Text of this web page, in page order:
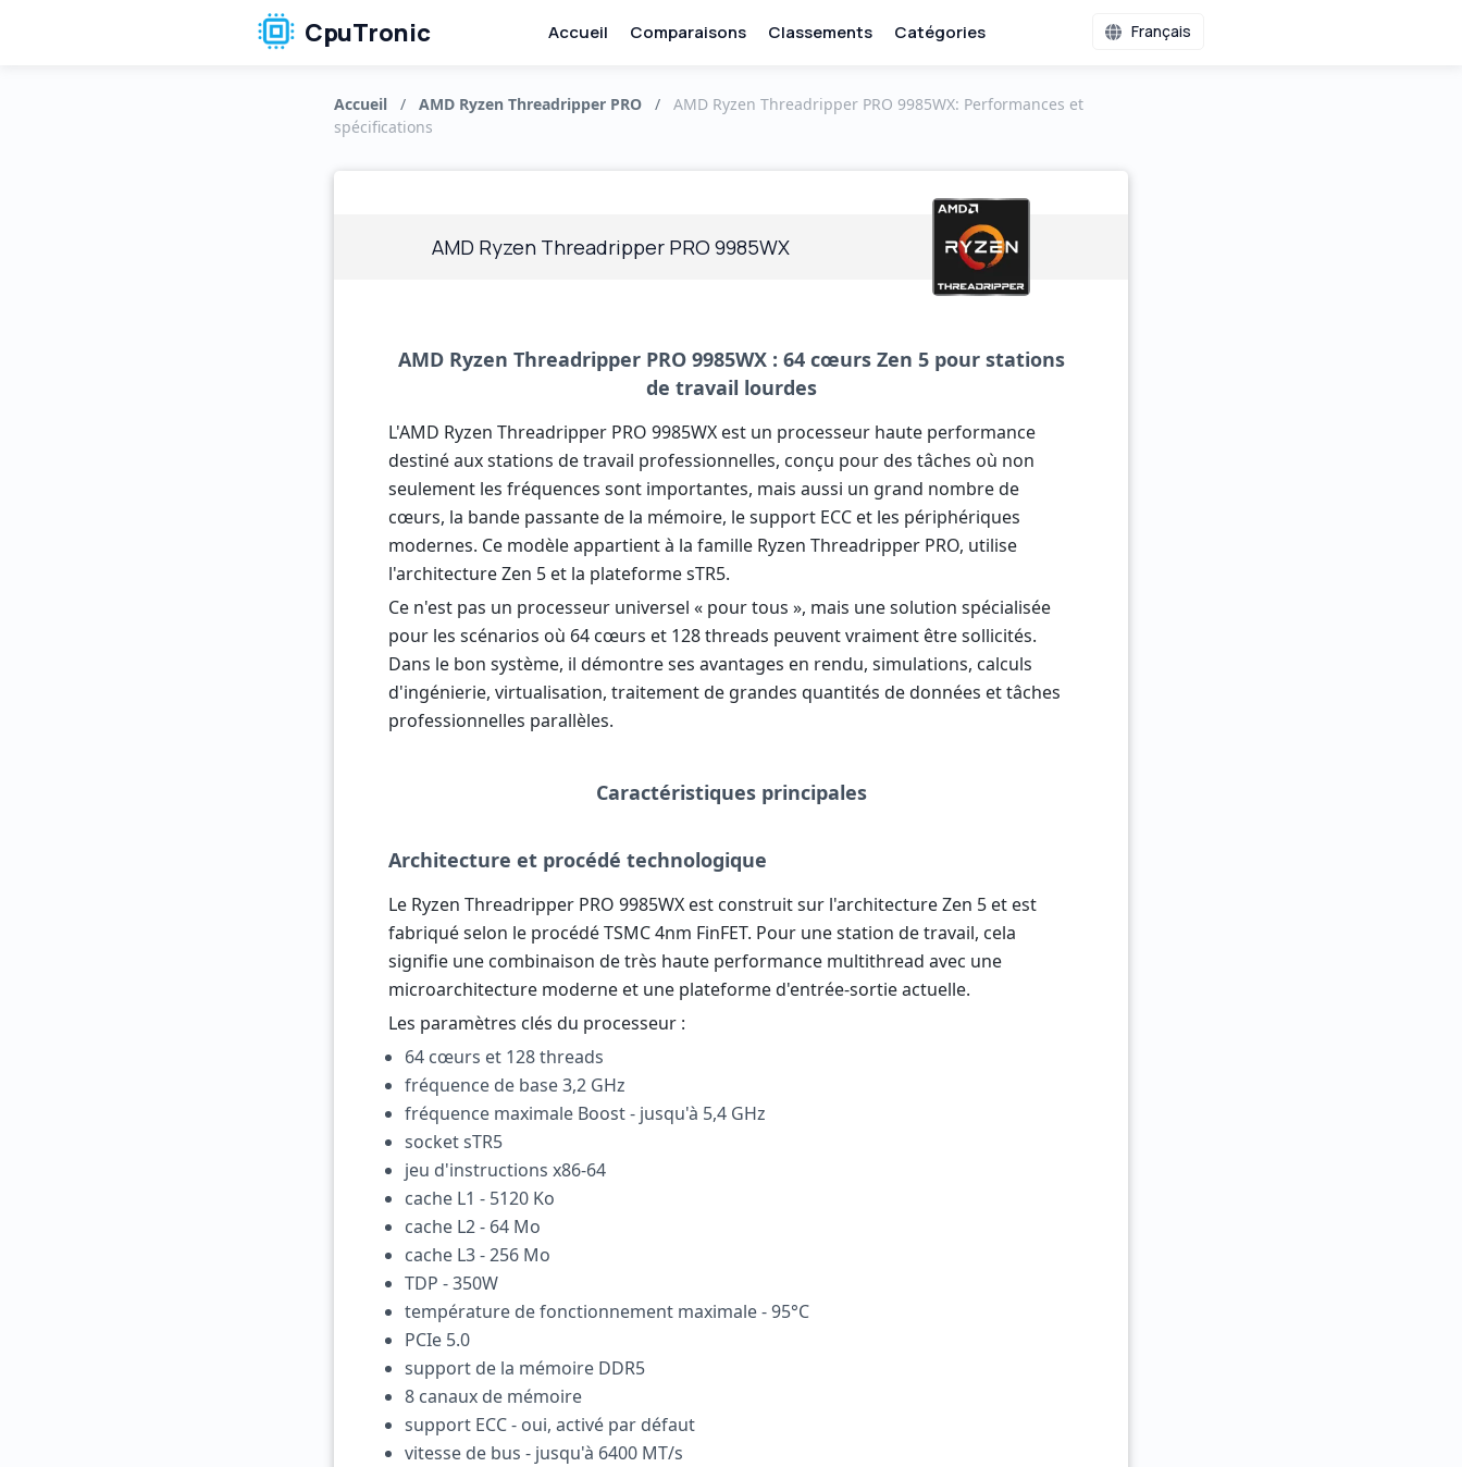
CpuTronic Accueil Comparaisons Classements Catégories Français
Accueil / AMD Ryzen Threadripper PRO /
AMD Ryzen Threadripper PRO 9985WX: Performances et
spécifications
AMD Ryzen Threadripper PRO 9985WX
AMD Ryzen Threadripper PRO 9985WX : 64 cœurs Zen 5 pour stations
de travail lourdes
L'AMD Ryzen Threadripper PRO 9985WX est un processeur haute performance
destiné aux stations de travail professionnelles, conçu pour des tâches où non
seulement les fréquences sont importantes, mais aussi un grand nombre de
cœurs, la bande passante de la mémoire, le support ECC et les périphériques
modernes. Ce modèle appartient à la famille Ryzen Threadripper PRO, utilise
l'architecture Zen 5 et la plateforme sTR5.
Ce n'est pas un processeur universel « pour tous », mais une solution spécialisée
pour les scénarios où 64 cœurs et 128 threads peuvent vraiment être sollicités.
Dans le bon système, il démontre ses avantages en rendu, simulations, calculs
d'ingénierie, virtualisation, traitement de grandes quantités de données et tâches
professionnelles parallèles.
Caractéristiques principales
Architecture et procédé technologique
Le Ryzen Threadripper PRO 9985WX est construit sur l'architecture Zen 5 et est
fabriqué selon le procédé TSMC 4nm FinFET. Pour une station de travail, cela
signifie une combinaison de très haute performance multithread avec une
microarchitecture moderne et une plateforme d'entrée-sortie actuelle.
Les paramètres clés du processeur :
64 cœurs et 128 threads
fréquence de base 3,2 GHz
fréquence maximale Boost - jusqu'à 5,4 GHz
socket sTR5
jeu d'instructions x86-64
cache L1 - 5120 Ko
cache L2 - 64 Mo
cache L3 - 256 Mo
TDP - 350W
température de fonctionnement maximale - 95°C
PCIe 5.0
support de la mémoire DDR5
8 canaux de mémoire
support ECC - oui, activé par défaut
vitesse de bus - jusqu'à 6400 MT/s